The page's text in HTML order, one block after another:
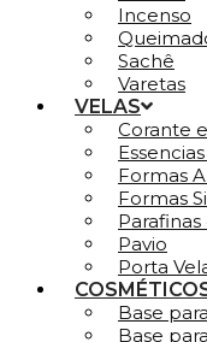
Incenso
Sachê
Varetas
VELAS
Corante
Formas
Formas
Parafinas
Pavio
Porta
Base
Base